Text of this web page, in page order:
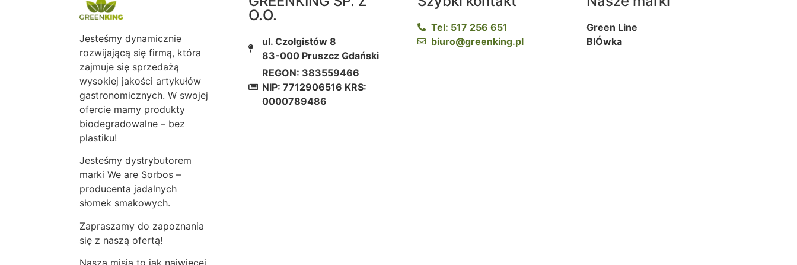
Jesteśmy dynamicznie
rozwijającą się firmą, która
zajmuje się sprzedażą
wysokiej jakości artykułów
gastronomicznych. W swojej
ofercie mamy produkty
biodegradowalne – bez
plastiku!
Jesteśmy dystrybutorem
marki We are Sorbos –
producenta jadalnych
słomek smakowych.
Zapraszamy do zapoznania
się z naszą ofertą!
O.O.
ul. Czołgistów 8
83-000 Pruszcz Gdański
REGON: 383559466
NIP: 7712906516 KRS:
0000789486
Tel: 517 256 651
biuro@greenking.pl
Green Line
BIÓwka